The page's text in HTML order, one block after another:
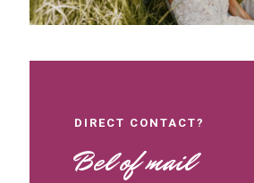
DIRECT CONTACT?
Bel of mail